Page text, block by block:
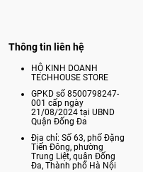
Thông tin liên hệ
HỘ KINH DOANH
TECHHOUSE STORE
GPKD số 8500798247-
001 cấp ngày
21/08/2024 tại UBND
Quận Đống Đa
Địa chỉ: Số 63, phố Đặng
Tiến Đông, phường
Trung Liệt, quận Đống
Đa, Thành phố Hà Nội